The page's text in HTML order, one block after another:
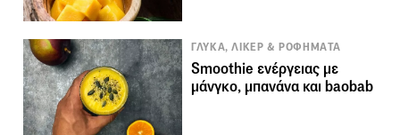
ΓΛΥΚΑ, ΛΙΚΕΡ & ΡΟΦΗΜΑΤΑ
Smoothie ενέργειας με
μάνγκο, μπανάνα και baobab